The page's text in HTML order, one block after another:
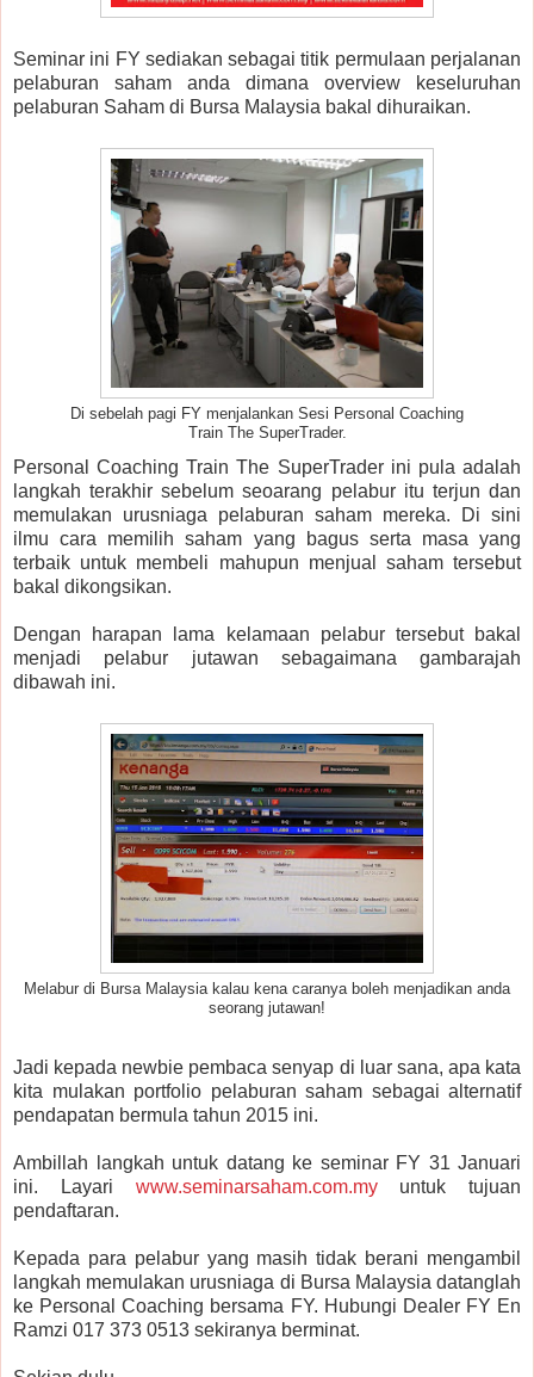
Seminar ini FY sediakan sebagai titik permulaan perjalanan
pelaburan saham anda dimana overview keseluruhan
pelaburan Saham di Bursa Malaysia bakal dihuraikan.
Di sebelah pagi FY menjalankan Sesi Personal Coaching
Train The SuperTrader.
Personal Coaching Train The SuperTrader ini pula adalah
langkah terakhir sebelum seoarang pelabur itu terjun dan
memulakan urusniaga pelaburan saham mereka. Di sini
ilmu cara memilih saham yang bagus serta masa yang
terbaik untuk membeli mahupun menjual saham tersebut
bakal dikongsikan.
Dengan harapan lama kelamaan pelabur tersebut bakal
menjadi pelabur jutawan sebagaimana gambarajah
dibawah ini.
Melabur di Bursa Malaysia kalau kena caranya boleh menjadikan anda
seorang jutawan!
Jadi kepada newbie pembaca senyap di luar sana, apa kata
kita mulakan portfolio pelaburan saham sebagai alternatif
pendapatan bermula tahun 2015 ini.
Ambillah langkah untuk datang ke seminar FY 31 Januari
ini. Layari www.seminarsaham.com.myuntuk tujuan
pendaftaran.
Kepada para pelabur yang masih tidak berani mengambil
langkah memulakan urusniaga di Bursa Malaysia datanglah
ke Personal Coaching bersama FY. Hubungi Dealer FY En
Ramzi 017 373 0513 sekiranya berminat.